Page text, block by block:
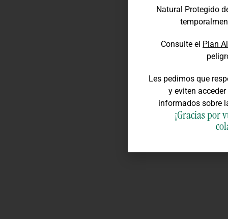
Natural Protegido
Consulte el Plan
Les pedimos que
y eviten
informados sobre
¡Gracias por